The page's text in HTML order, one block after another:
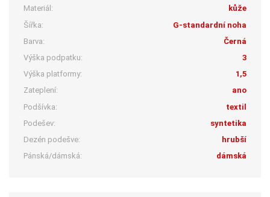
Materiál:
kůže
Šířka:
G-standardní noha
Barva:
Černá
Výška podpatku:
3
Výška platformy:
1,5
Zateplení:
ano
Podšívka:
textil
Podešev:
syntetika
Dezén podešve:
hrubší
Pánská/dámská:
dámská